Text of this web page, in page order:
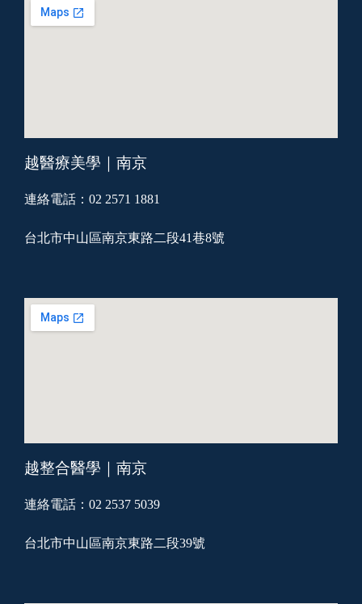
越醫療美學｜南京
連絡電話：02 2571 1881
台北市中山區南京東路二段41巷8號
越整合醫學｜南京
連絡電話：02 2537 5039
台北市中山區南京東路二段39號